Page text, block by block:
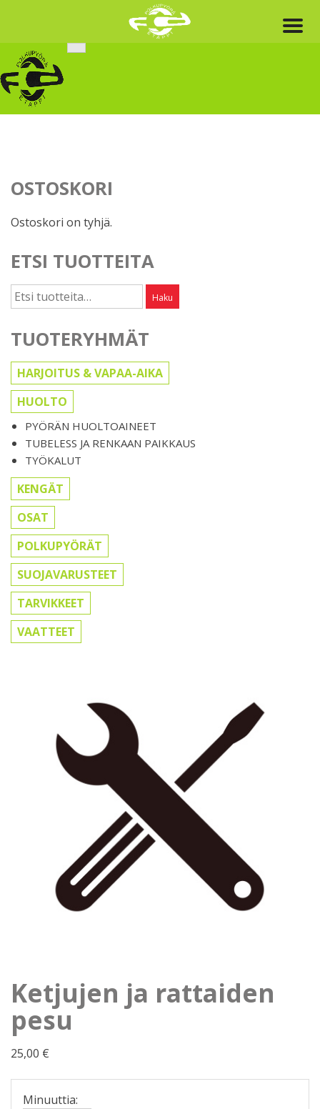
content
OSTOSKORI
Ostoskori on tyhjä.
ETSI TUOTTEITA
Etsi: Haku
TUOTERYHMÄT
HARJOITUS & VAPAA-AIKA
HUOLTO
PYÖRÄN HUOLTOAINEET
TUBELESS JA RENKAAN PAIKKAUS
TYÖKALUT
KENGÄT
OSAT
POLKUPYÖRÄT
SUOJAVARUSTEET
TARVIKKEET
VAATTEET
Ketjujen ja rattaiden
pesu
25,00 €
Minuuttia: